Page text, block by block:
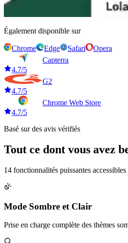
Également disponible sur
Chrome Edge Safari
Opera
Capterra
4.7/5
G2
4.7/5
Chrome Web Store
4.7/5
Basé sur des avis vérifiés
Tout ce dont vous avez
14 fonctionnalités puissantes
Mode Sombre et Clair
Prise en charge complète des thèmes